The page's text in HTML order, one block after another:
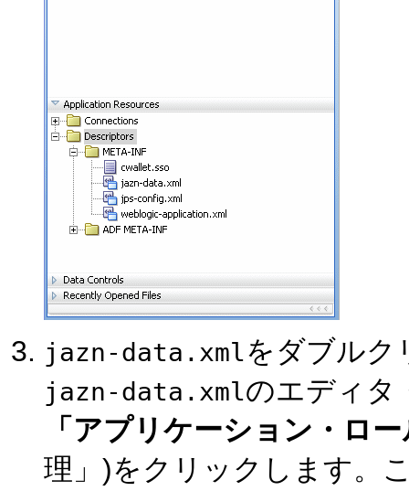
jazn-data.xmlをダブルク
jazn-data.xmlのエディタ
「アプリケーション・ロ
理」)をクリックします。